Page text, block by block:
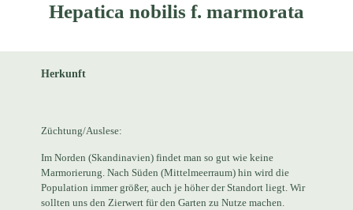
Hepatica nobilis f. marmorata
Herkunft
Züchtung/Auslese:
Im Norden (Skandinavien) findet man so gut wie keine
Marmorierung. Nach Süden (Mittelmeerraum) hin wird die
Population immer größer, auch je höher der Standort liegt. Wir
sollten uns den Zierwert für den Garten zu Nutze machen.